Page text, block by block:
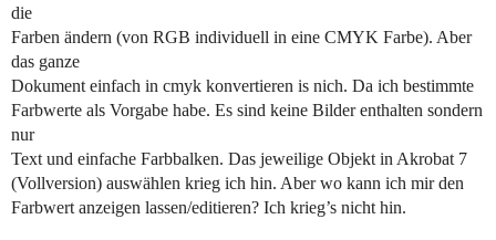
die
Farben ändern (von RGB individuell in eine CMYK Farbe). Aber
das ganze
Dokument einfach in cmyk konvertieren is nich. Da ich bestimmte
Farbwerte als Vorgabe habe. Es sind keine Bilder enthalten sondern
nur
Text und einfache Farbbalken. Das jeweilige Objekt in Akrobat 7
(Vollversion) auswählen krieg ich hin. Aber wo kann ich mir den
Farbwert anzeigen lassen/editieren? Ich krieg’s nicht hin.